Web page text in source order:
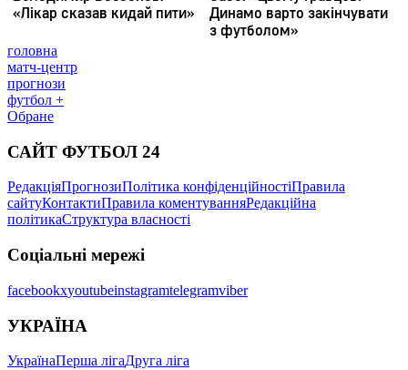
головна
матч-центр
прогнози
футбол +
Обране
САЙТ ФУТБОЛ 24
РедакціяПрогнозиПолітика конфіденційностіПравила
сайтуКонтактиПравила коментуванняРедакційна
політикаСтруктура власності
Соціальні мережі
facebookxyoutubeinstagramtelegramviber
УКРАЇНА
УкраїнаПерша лігаДруга ліга